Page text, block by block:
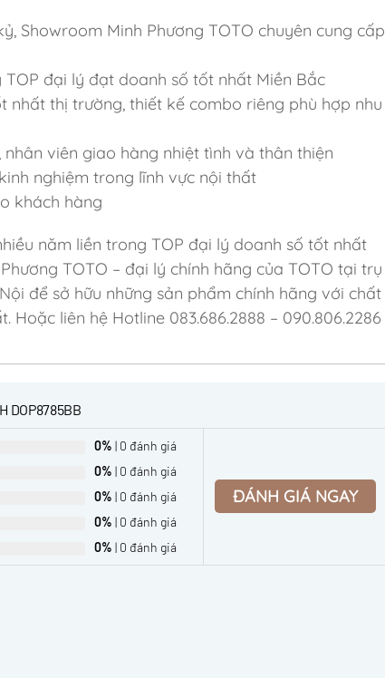
Showroom Minh Phương TOTO chuyên cung cấp
đại lý đạt doanh số tốt nhất Miền Bắc
nhất thị trường, thiết kế combo riêng phù hợp nhu
viên giao hàng nhiệt tình và thân thiện
nghiệm trong lĩnh vực nội thất
khách hàng
năm liền trong TOP đại lý doanh số tốt nhất
TOTO – đại lý chính hãng của TOTO tại trụ
để sở hữu những sản phẩm chính hãng với chất
liên hệ Hotline 083.686.2888 – 090.806.2286
DOP8785BB
0% | 0 đánh giá
0% | 0 đánh giá
0% | 0 đánh giá
0% | 0 đánh giá
0% | 0 đánh giá
ĐÁNH GIÁ NGAY